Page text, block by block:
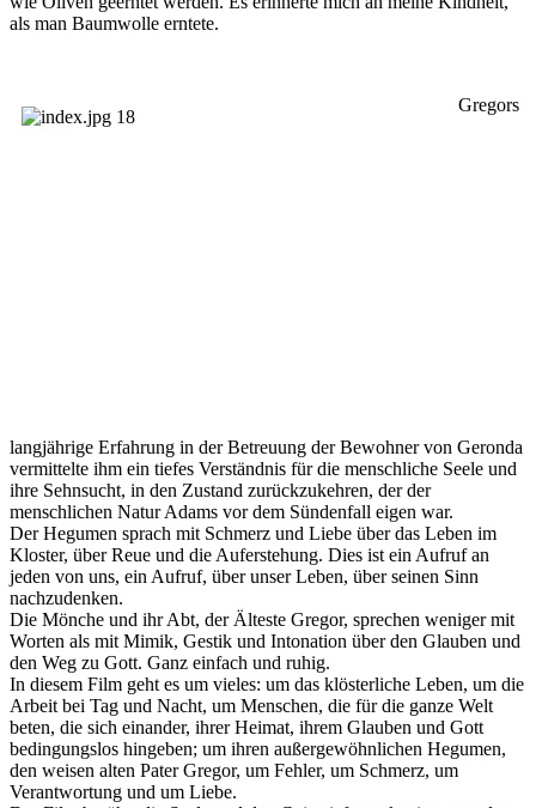
als man Baumwolle erntete.
Gregors
langjährige Erfahrung in der Betreuung der Bewohner von Geronda
vermittelte ihm ein tiefes Verständnis für die menschliche Seele und
ihre Sehnsucht, in den Zustand zurückzukehren, der der
menschlichen Natur Adams vor dem Sündenfall eigen war.
Der Hegumen sprach mit Schmerz und Liebe über das Leben im
Kloster, über Reue und die Auferstehung. Dies ist ein Aufruf an
jeden von uns, ein Aufruf, über unser Leben, über seinen Sinn
nachzudenken.
Die Mönche und ihr Abt, der Älteste Gregor, sprechen weniger mit
Worten als mit Mimik, Gestik und Intonation über den Glauben und
den Weg zu Gott. Ganz einfach und ruhig.
In diesem Film geht es um vieles: um das klösterliche Leben, um die
Arbeit bei Tag und Nacht, um Menschen, die für die ganze Welt
beten, die sich einander, ihrer Heimat, ihrem Glauben und Gott
bedingungslos hingeben; um ihren außergewöhnlichen Hegumen,
den weisen alten Pater Gregor, um Fehler, um Schmerz, um
Verantwortung und um Liebe.